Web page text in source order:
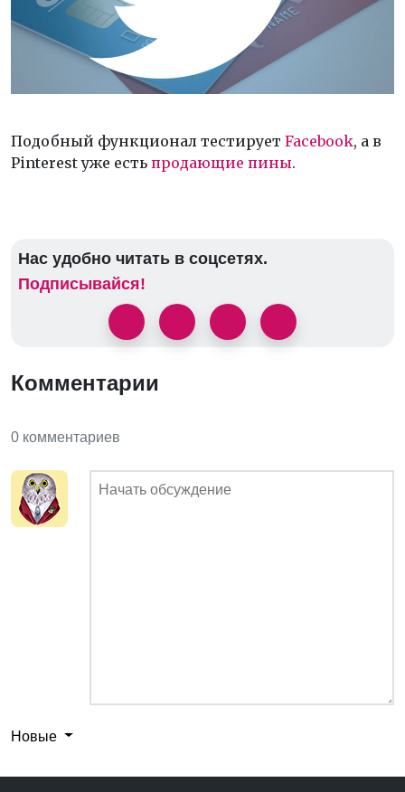
Подобный функционал тестирует Facebook, а в
Pinterest уже есть продающие пины.
Нас удобно читать в соцсетях.
Подписывайся!
Комментарии
0 комментариев
Новые